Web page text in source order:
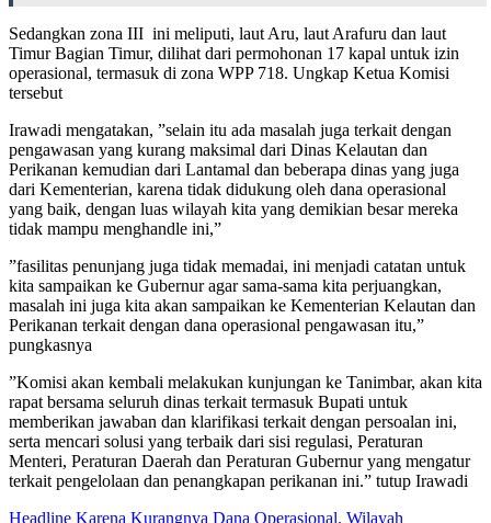
Sedangkan zona III ini meliputi, laut Aru, laut Arafuru dan laut
Timur Bagian Timur, dilihat dari permohonan 17 kapal untuk izin
operasional, termasuk di zona WPP 718. Ungkap Ketua Komisi
tersebut
Irawadi mengatakan, ”selain itu ada masalah juga terkait dengan
pengawasan yang kurang maksimal dari Dinas Kelautan dan
Perikanan kemudian dari Lantamal dan beberapa dinas yang juga
dari Kementerian, karena tidak didukung oleh dana operasional
yang baik, dengan luas wilayah kita yang demikian besar mereka
tidak mampu menghandle ini,”
”fasilitas penunjang juga tidak memadai, ini menjadi catatan untuk
kita sampaikan ke Gubernur agar sama-sama kita perjuangkan,
masalah ini juga kita akan sampaikan ke Kementerian Kelautan dan
Perikanan terkait dengan dana operasional pengawasan itu,”
pungkasnya
”Komisi akan kembali melakukan kunjungan ke Tanimbar, akan kita
rapat bersama seluruh dinas terkait termasuk Bupati untuk
memberikan jawaban dan klarifikasi terkait dengan persoalan ini,
serta mencari solusi yang terbaik dari sisi regulasi, Peraturan
Menteri, Peraturan Daerah dan Peraturan Gubernur yang mengatur
terkait pengelolaan dan penangkapan perikanan ini.” tutup Irawadi
Headline Karena Kurangnya Dana Operasional. Wilayah